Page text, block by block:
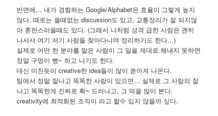
반면에… 내가 경험하는 Google/Alphabet은 효율이 그렇게 높지
않다. 때로는 쓸떼없는 discussion도 있고, 교통정리가 잘 되지않
아 혼란스러울때도 있다. (그래서 나처럼 성격 급한 사람은 괜히
나서서 여기 저기 사람들 찾아다니며 정리하기도 한다…)
실제로 어떤 한 분야를 맡은 사람이 그 일을 제대로 해내지 못하면
정말 구멍이 뻥~ 하고 나기도 한다.
대신 미친듯이 creative한 idea들이 많이 쏟아져 나온다.
팀에서 정말 잘나고 똑똑한 사람이 있으면… 실제로 그 사람의 잘
나고 똑똑한게 진짜로 확~ 드러나고, 그 덕을 많이 본다.
creativity에 최적화된 조직이 라고 할수 있지 않을까 싶다.